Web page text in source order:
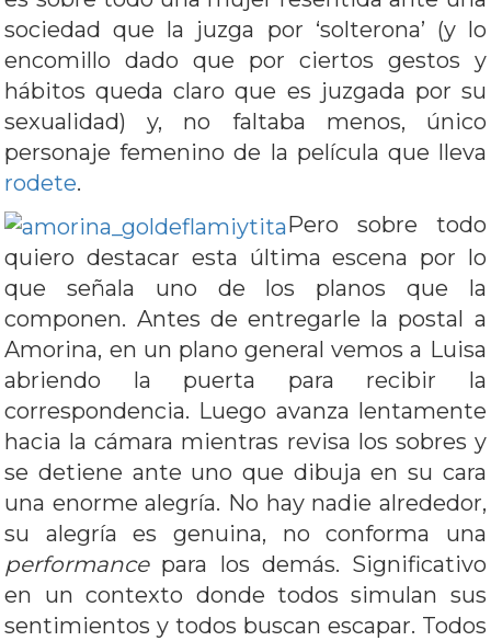
sociedad que la juzga por ‘solterona’ (y lo
encomillo dado que por ciertos gestos y
hábitos queda claro que es juzgada por su
sexualidad) y, no faltaba menos, único
personaje femenino de la película que lleva
rodete.
Pero sobre todo
quiero destacar esta última escena por lo
que señala uno de los planos que la
componen. Antes de entregarle la postal a
Amorina, en un plano general vemos a Luisa
abriendo la puerta para recibir la
correspondencia. Luego avanza lentamente
hacia la cámara mientras revisa los sobres y
se detiene ante uno que dibuja en su cara
una enorme alegría. No hay nadie alrededor,
su alegría es genuina, no conforma una
performancepara los demás. Significativo
en un contexto donde todos simulan sus
sentimientos y todos buscan escapar. Todos